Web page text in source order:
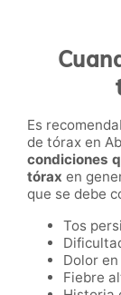
Es
de tórax en
condiciones
tórax en
que se debe
Tos
Dolor
Fiebre